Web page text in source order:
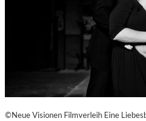
©Neue Visionen Filmverleih Eine